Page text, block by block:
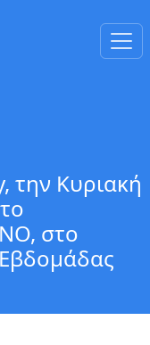
την Κυριακή
στο
Εβδομάδας